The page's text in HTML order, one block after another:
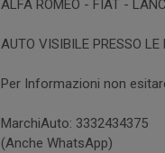
ALFA ROMEO - FIAT -
AUTO VISIBILE PRESSO LE
Per Informazioni non
MarchiAuto: 3332434375
(Anche WhatsApp)